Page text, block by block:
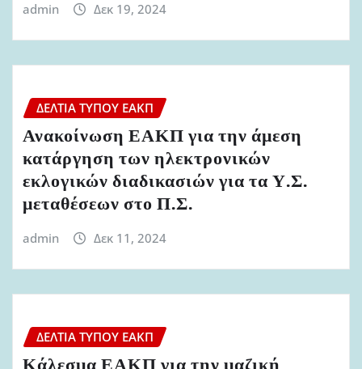
admin Δεκ 19, 2024
ΔΕΛΤΊΑ ΤΎΠΟΥ ΕΑΚΠ
Ανακοίνωση ΕΑΚΠ για την άμεση
κατάργηση των ηλεκτρονικών
εκλογικών διαδικασιών για τα Υ.Σ.
μεταθέσεων στο Π.Σ.
admin Δεκ 11, 2024
ΔΕΛΤΊΑ ΤΎΠΟΥ ΕΑΚΠ